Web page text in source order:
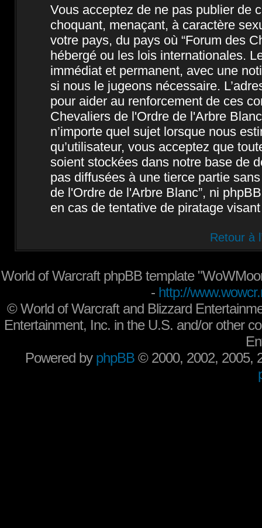
Vous acceptez de ne pas publier de
choquant, menaçant, à caractère
votre pays, du pays où “Forum des
hébergé ou les lois internationales.
immédiat et permanent, avec une
si nous le jugeons nécessaire.
pour aider au renforcement de ces
Chevaliers de l'Ordre de l'Arbre
n’importe quel sujet lorsque nous
qu’utilisateur, vous acceptez que
soient stockées dans notre base de
pas diffusées à une tierce partie
de l'Ordre de l'Arbre Blanc”, ni
en cas de tentative de piratage
Retour à
World of Warcraft phpBB template
- http://
©World of Warcraft and Blizzard
Entertainment, Inc. in the U.S. and/or other
Powered by phpBB © 2000, 2002, 2005,